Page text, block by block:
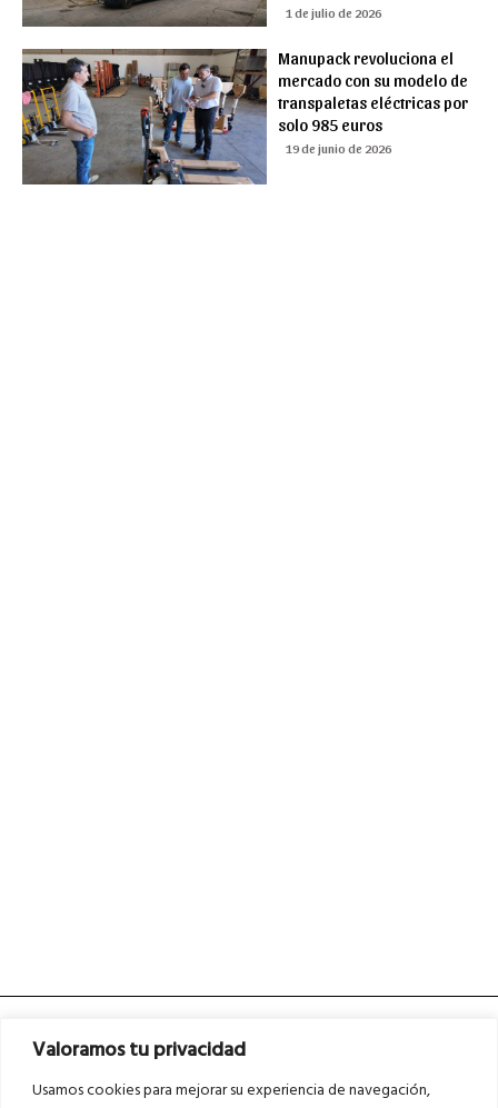
Valoramos tu privacidad
Usamos cookies para mejorar su experiencia de navegación,
1 de julio de 2026
Manupack revoluciona el
mercado con su modelo de
transpaletas eléctricas por
solo 985 euros
19 de junio de 2026